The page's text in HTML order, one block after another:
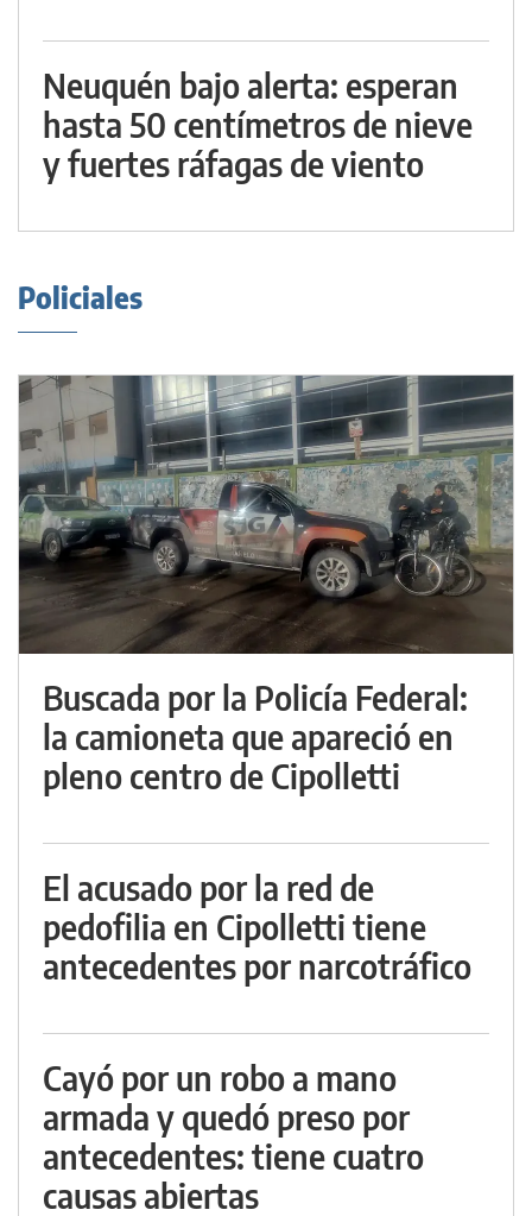
Neuquén bajo alerta: esperan
hasta 50 centímetros de nieve
y fuertes ráfagas de viento
Policiales
Buscada por la Policía Federal:
la camioneta que apareció en
pleno centro de Cipolletti
El acusado por la red de
pedofilia en Cipolletti tiene
antecedentes por narcotráfico
Cayó por un robo a mano
armada y quedó preso por
antecedentes: tiene cuatro
causas abiertas